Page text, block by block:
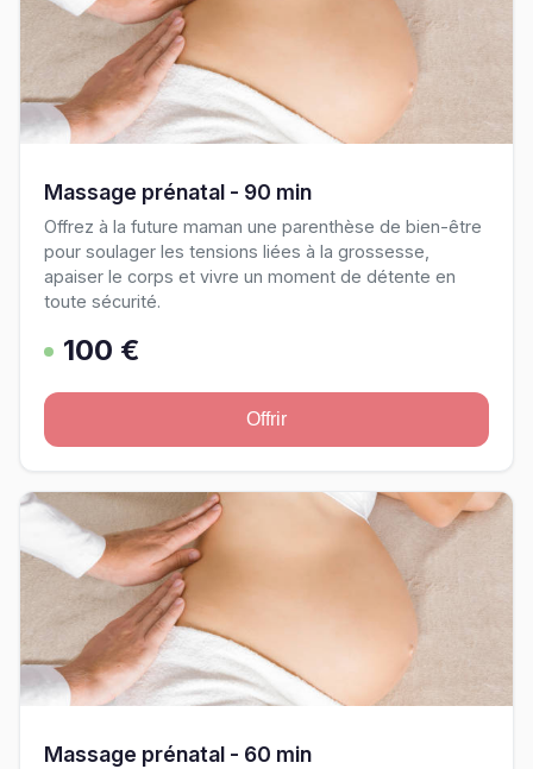
Massage prénatal - 90 min
Offrez à la future maman une parenthèse de bien-être
pour soulager les tensions liées à la grossesse,
apaiser le corps et vivre un moment de détente en
toute sécurité.
100 €
Offrir
Massage prénatal - 60 min